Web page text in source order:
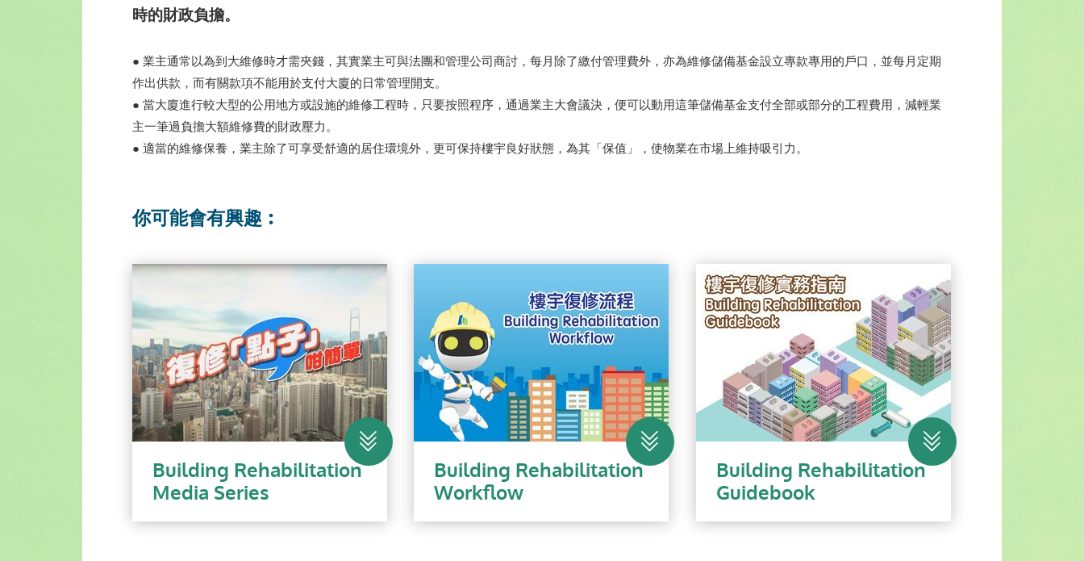
時的財政負擔。
● 業主通常以為到大維修時才需夾錢，其實業主可與法團和管理公司商討，每月除了繳付管理費外，亦為維修儲備基金設立專款專用的戶口，並每月定期
作出供款，而有關款項不能用於支付大廈的日常管理開支。
● 當大廈進行較大型的公用地方或設施的維修工程時，只要按照程序，通過業主大會議決，便可以動用這筆儲備基金支付全部或部分的工程費用，減輕業
主一筆過負擔大額維修費的財政壓力。
● 適當的維修保養，業主除了可享受舒適的居住環境外，更可保持樓宇良好狀態，為其「保值」，使物業在市場上維持吸引力。
你可能會有興趣︰
Building Rehabilitation
Media Series
Building Rehabilitation
Workflow
Building Rehabilitation
Guidebook